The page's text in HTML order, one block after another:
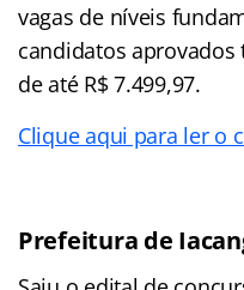
vagas de níveis
candidatos
de até R$ 7.499,97.
Clique aqui para ler o
Prefeitura de